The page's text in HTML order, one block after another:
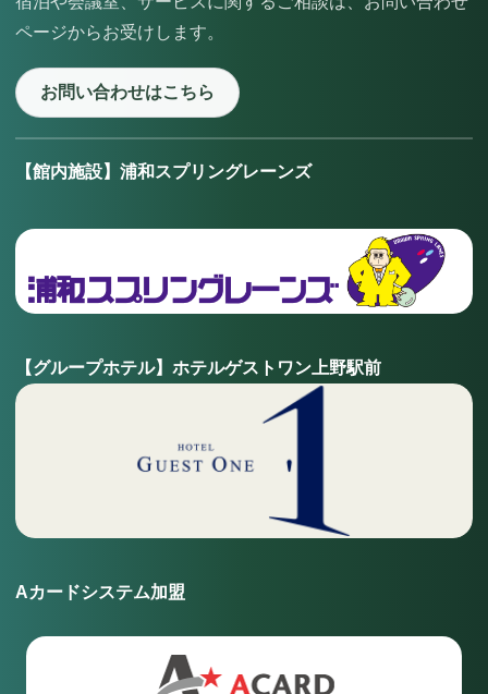
ページからお受けします。
お問い合わせはこちら
【館内施設】浦和スプリングレーンズ
【グループホテル】ホテルゲストワン上野駅前
Aカードシステム加盟